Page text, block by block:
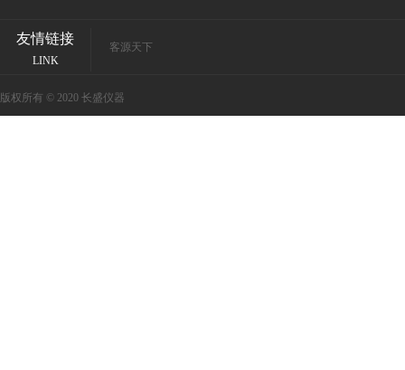
友情链接
LINK
客源天下
版权所有 © 2020 长盛仪器